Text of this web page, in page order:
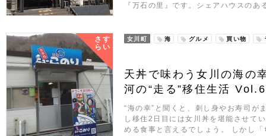
『万石の里』です。シェアハウスの
さす
らい
女川町 海 グルメ 買い物
天丼で味わう女川の海の
河の“走る”移住生活 Vol.6
“海の幸”と聞くと、刺し身やお寿司が
し移住2日目には女川丼を堪能させて
める食事と言えるでしょう。 しかし